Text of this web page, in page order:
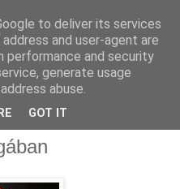
to deliver its services
and user-agent are
performance and security
generate usage
abuse.
GOT IT